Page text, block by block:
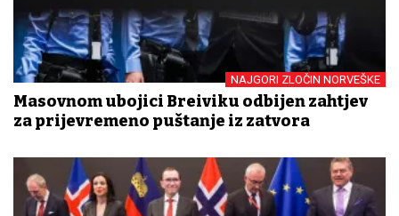
NAJGORI ZLOČIN NORVEŠKE
Masovnom ubojici Breiviku odbijen zahtjev
za prijevremeno puštanje iz zatvora